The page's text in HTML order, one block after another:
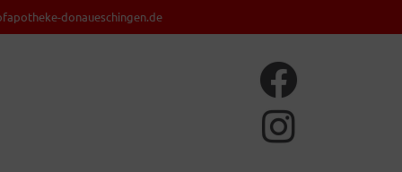
donaueschingen.de